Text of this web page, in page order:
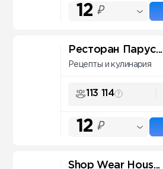
12 ₽
Ресторан Парус...
Рецепты и кулинария
113 114
12 ₽
Shop Wear Hous...